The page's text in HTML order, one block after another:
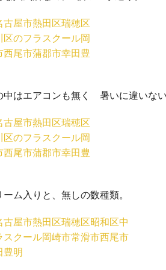
中はエアコンも無く 暑いに違いな
ム入りと、無しの数種類。